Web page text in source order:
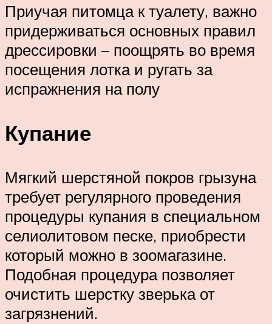
Приучая питомца к туалету, важно
придерживаться основных правил
дрессировки – поощрять во время
посещения лотка и ругать за
испражнения на полу
Купание
Мягкий шерстяной покров грызуна
требует регулярного проведения
процедуры купания в специальном
селиолитовом песке, приобрести
который можно в зоомагазине.
Подобная процедура позволяет
очистить шерстку зверька от
загрязнений.